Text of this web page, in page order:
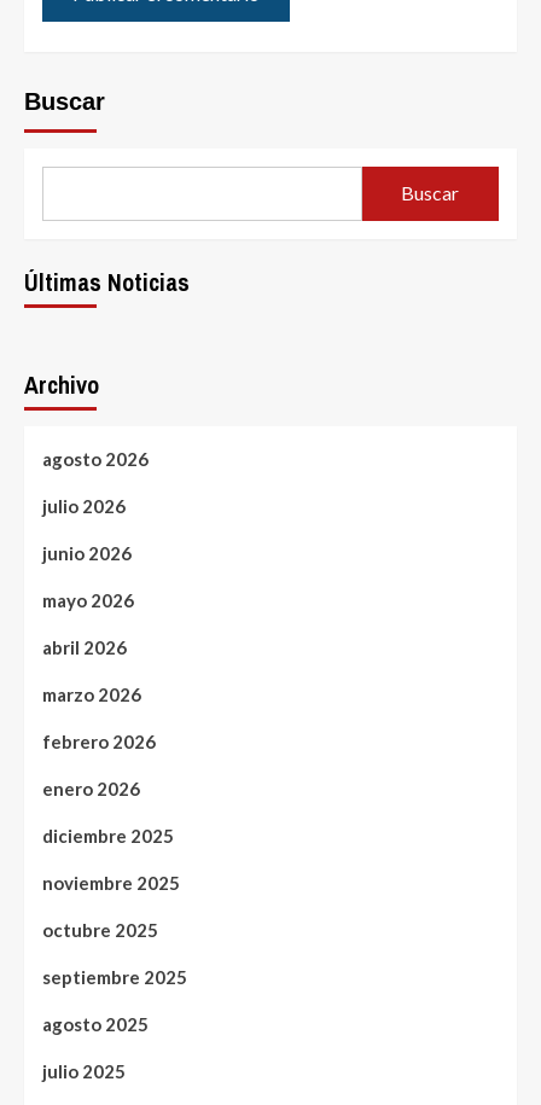
Buscar
Buscar
Últimas Noticias
Archivo
agosto 2026
julio 2026
junio 2026
mayo 2026
abril 2026
marzo 2026
febrero 2026
enero 2026
diciembre 2025
noviembre 2025
octubre 2025
septiembre 2025
agosto 2025
julio 2025